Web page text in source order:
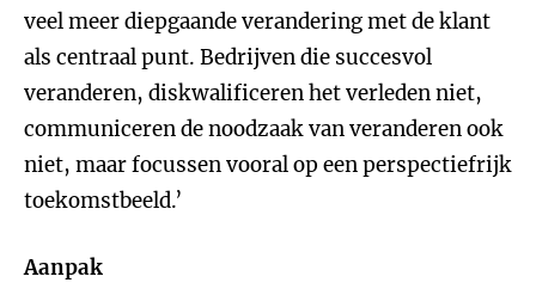
veel meer diepgaande verandering met de klant
als centraal punt. Bedrijven die succesvol
veranderen, diskwalificeren het verleden niet,
communiceren de noodzaak van veranderen ook
niet, maar focussen vooral op een perspectiefrijk
toekomstbeeld.’
Aanpak